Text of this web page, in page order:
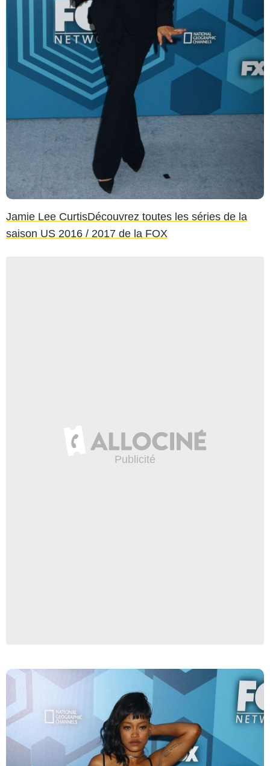
Jamie Lee CurtisDécouvrez toutes les séries de la
saison US 2016 / 2017 de la FOX